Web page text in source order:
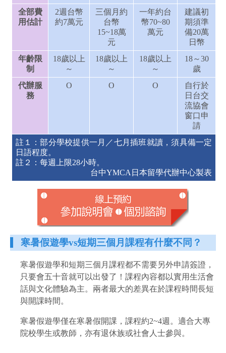
全部費
用估計
2週台幣
約7萬元
三個月約
台幣
15~18萬
元
一年約台
幣70~80
萬元
建議初
期須準
備20萬
日幣
年齡限
制
18歲以上
～
18歲以上
～
18歲以上
～
18～30
歲
代辦服
務
O O O
自行於
日台交
流協會
窗口申
請
註１：部分學校提供一月／七月插班就讀，須具備一定
日語程度。
註２：每週上限28小時。
台中YMCA日本留學代辦中心製表
寒暑假遊學vs短期三個月課程有什麼不同？
寒暑假遊學和短期三個月課程都不需要另外申請簽證，
只要會五十音就可以出發了！課程內容都以實用生活會
話與文化體驗為主。 兩者最大的差異在於課程時間長短
與開課時間。
寒暑假遊學僅在寒暑假開課，課程約2~4週。適合大專
院校學生或教師，亦有退休族或社會人士參與。